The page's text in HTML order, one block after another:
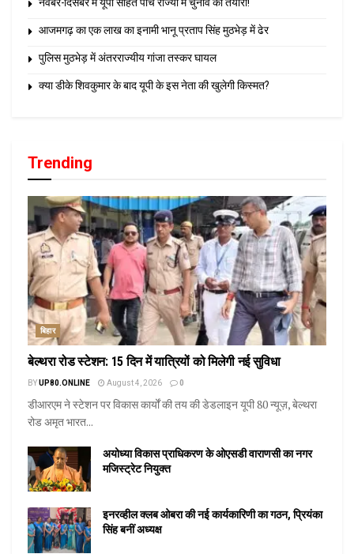
आजमगढ़ का एक लाख का इनामी भानू प्रताप सिंह मुठभेड़ में ढेर
पुलिस मुठभेड़ में अंतरराज्यीय गांजा तस्कर घायल
क्या डीके शिवकुमार के बाद यूपी के इस नेता की खुलेगी किस्मत?
Trending
बिहार
बेल्थरा रोड स्टेशन: 15 दिन में यात्रियों को मिलेगी नई सुविधा
BYUP80.ONLINE August 4, 2026 0
डीआरएम ने स्टेशन पर विकास कार्यों की तय की डेडलाइन यूपी 80 न्यूज़, बेल्थरा
रोड अमृत भारत...
अयोध्या विकास प्राधिकरण के ओएसडी वाराणसी का नगर
मजिस्ट्रेट नियुक्त
इनरव्हील क्लब ओबरा की नई कार्यकारिणी का गठन, प्रियंका
सिंह बनीं अध्यक्ष